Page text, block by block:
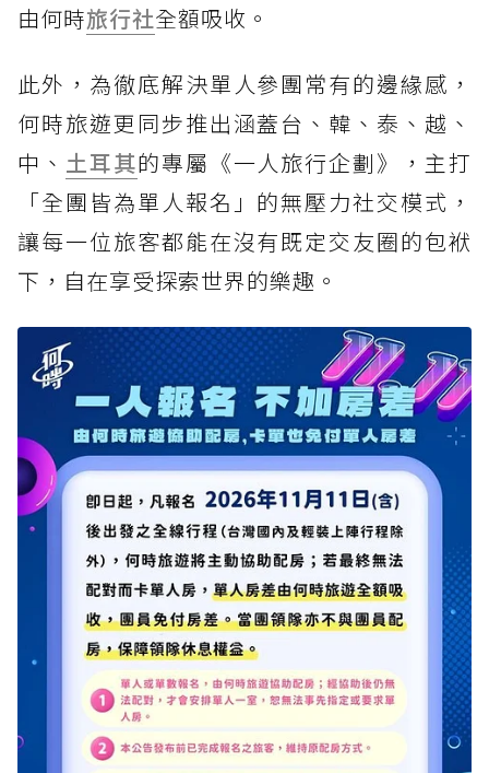
由何時旅行社全額吸收。
此外，為徹底解決單人參團常有的邊緣感，
何時旅遊更同步推出涵蓋台、韓、泰、越、
中、 土耳其的專屬《一人旅行企劃》，主打
「全團皆為單人報名」的無壓力社交模式，
讓每一位旅客都能在沒有既定交友圈的包袱
下，自在享受探索世界的樂趣。